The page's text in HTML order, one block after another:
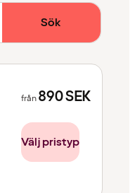
Sök
från890SEK
Välj pristyp